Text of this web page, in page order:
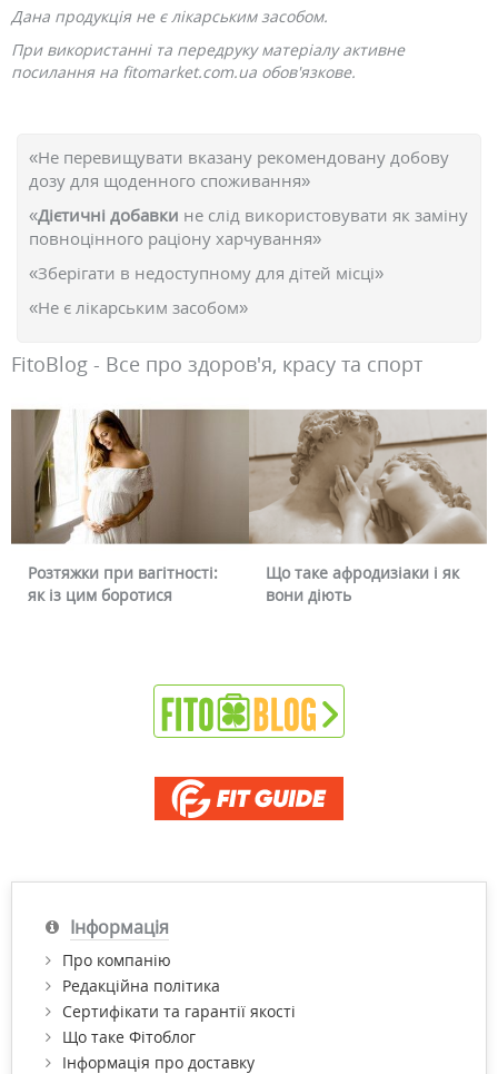
Дана продукція не є лікарським засобом.
При використанні та передруку матеріалу активне
посилання на fitomarket.com.ua обов'язкове.
«Не перевищувати вказану рекомендовану добову
дозу для щоденного споживання»
«Дієтичні добавки не слід використовувати як заміну
повноцінного раціону харчування»
«Зберігати в недоступному для дітей місці»
«Не є лікарським засобом»
FitoBlog - Все про здоров'я, красу та спорт
Що таке афродизіаки і як
вони діють
Чому червоніє обличчя і
чи можна це прибрати
Інформація
Про компанію
Редакційна політика
Сертифікати та гарантії якості
Що таке Фітоблог
Інформація про доставку